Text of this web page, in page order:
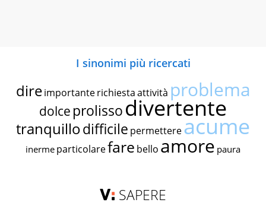
I sinonimi più ricercati
dire importante richiestaattività problema
dolce prolissodivertente
tranquillodifficile permettereacume
inerme particolarefare bello amore paura
SAPERE